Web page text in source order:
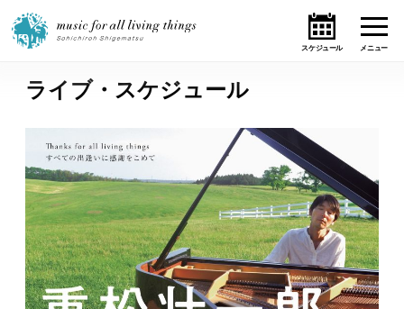
ホーム
ニュース
テーマ
ライブ・スケジュール
作品
ライブ・スケジュール